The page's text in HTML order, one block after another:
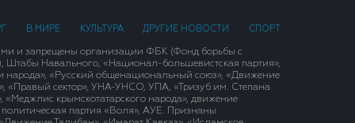
В МИРЕ КУЛЬТУРА ДРУГИЕ НОВОСТИ СПОРТ
и запрещены организации ФБК (Фонд борьбы с
Штабы Навального, «Национал-большевистская партия»,
народа», «Русский общенациональный союз», «Движение
«Правый сектор», УНА-УНСО, УПА, «Тризуб им. Степана
крымскотатарского народа», движение
политическая партия «Воля», АУЕ. Признаны